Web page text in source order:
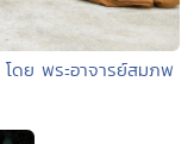
ดย พระอาจารย์สมภพ